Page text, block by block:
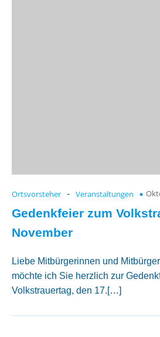
Ortsvorsteher - Veranstaltungen
Gedenkfeier zum
November
Liebe Mitbürgerinnen und
möchte ich Sie herzlich zur
Volkstrauertag, den 17.[…]